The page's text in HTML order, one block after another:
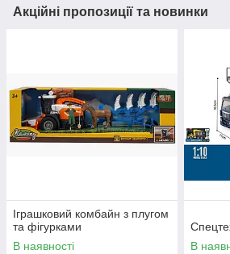
Акційні пропозиції та новинки
Іграшковий комбайн з плугом
та фігурками
В наявності
В